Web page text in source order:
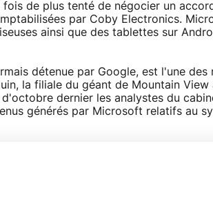
de plus tenté de négocier un
par Coby Electronics.
ainsi que des tablettes sur
détenue par Google, est l'une des
la filiale du géant de Mountain
dernier les analystes du
générés par Microsoft relatifs au